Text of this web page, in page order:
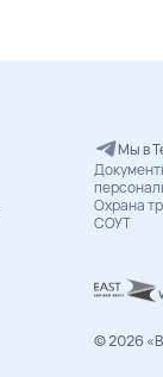
Мы в
Охрана
СОУТ
© 2026